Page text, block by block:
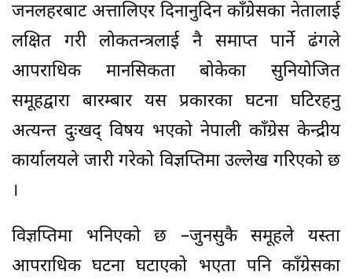
जनलहरबाट अत्तालिएर दिनानुदिन काँग्रेसका नेतालाई
लक्षित गरी लोकतन्त्रलाई नै समाप्त पार्ने ढंगले
आपराधिक मानसिकता बोकेका सुनियोजित
समूहद्वारा बारम्बार यस प्रकारका घटना घटिरहनु
अत्यन्त दुःखद् विषय भएको नेपाली काँग्रेस केन्द्रीय
कार्यालयले जारी गरेको विज्ञप्तिमा उल्लेख गरिएको छ
।
विज्ञप्तिमा भनिएको छ –जुनसुकै समूहले यस्ता
आपराधिक घटना घटाएको भएता पनि काँग्रेसका